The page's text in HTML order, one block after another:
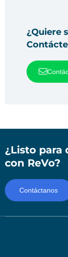
¿Quiere
¿Listo para
con ReVo?
Contáctanos